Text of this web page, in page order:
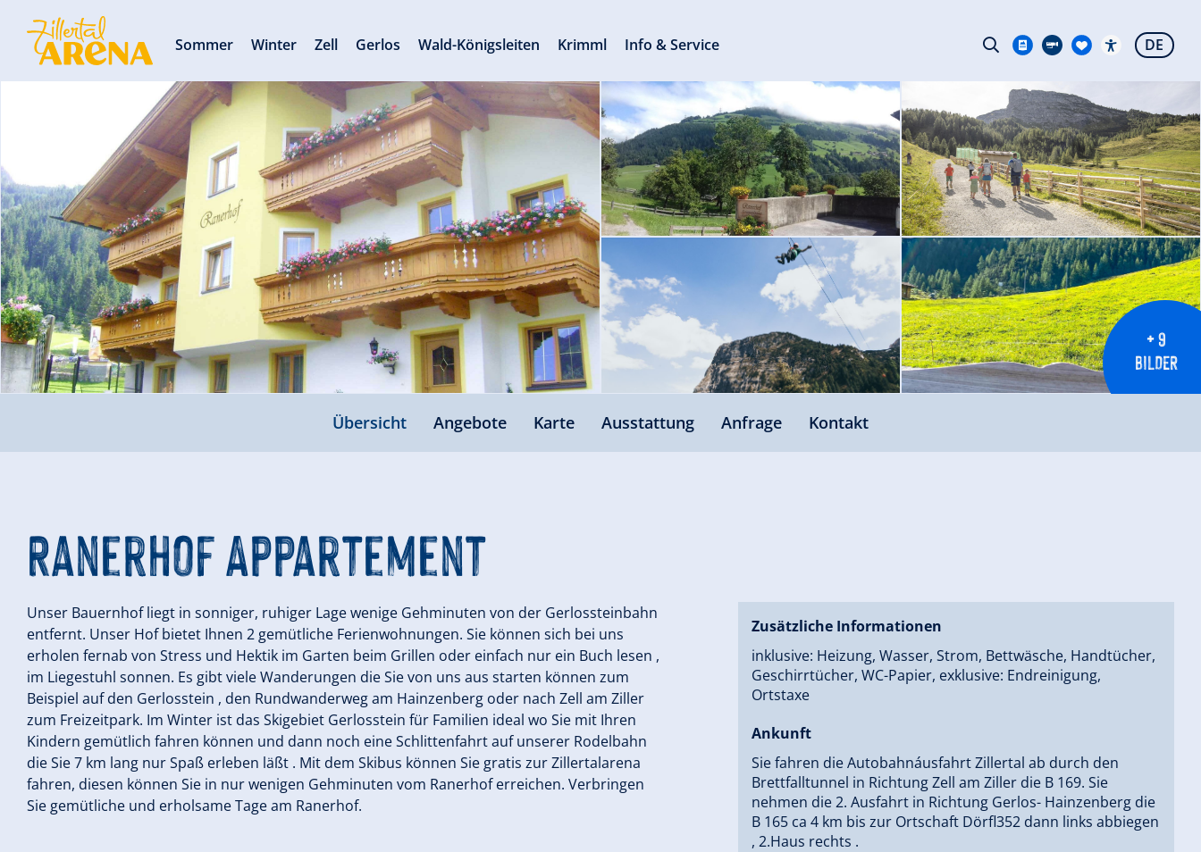
+ 9
BILDER
Übersicht Angebote Karte Ausstattung Anfrage Kontakt
Ranerhof Appartement
Unser Bauernhof liegt in sonniger, ruhiger Lage wenige Gehminuten von der Gerlossteinbahn
entfernt. Unser Hof bietet Ihnen 2 gemütliche Ferienwohnungen. Sie können sich bei uns
erholen fernab von Stress und Hektik im Garten beim Grillen oder einfach nur ein Buch lesen ,
im Liegestuhl sonnen. Es gibt viele Wanderungen die Sie von uns aus starten können zum
Beispiel auf den Gerlosstein , den Rundwanderweg am Hainzenberg oder nach Zell am Ziller
zum Freizeitpark. Im Winter ist das Skigebiet Gerlosstein für Familien ideal wo Sie mit Ihren
Kindern gemütlich fahren können und dann noch eine Schlittenfahrt auf unserer Rodelbahn
die Sie 7 km lang nur Spaß erleben läßt . Mit dem Skibus können Sie gratis zur Zillertalarena
fahren, diesen können Sie in nur wenigen Gehminuten vom Ranerhof erreichen. Verbringen
Sie gemütliche und erholsame Tage am Ranerhof.
Zusätzliche Informationen
inklusive: Heizung, Wasser, Strom, Bettwäsche, Handtücher,
Geschirrtücher, WC-Papier, exklusive: Endreinigung,
Ortstaxe
Ankunft
Sie fahren die Autobahnáusfahrt Zillertal ab durch den
Brettfalltunnel in Richtung Zell am Ziller die B 169. Sie
nehmen die 2. Ausfahrt in Richtung Gerlos- Hainzenberg die
B 165 ca 4 km bis zur Ortschaft Dörfl352 dann links abbiegen
, 2.Haus rechts .
Sommer Winter Zell Gerlos Wald-Königsleiten Krimml Info & Service DE